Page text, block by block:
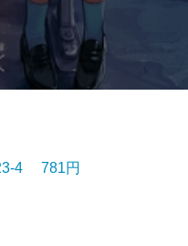
4 781円